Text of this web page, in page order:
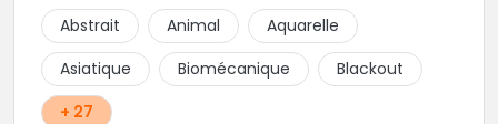
qui a travaillé dans plusieurs boutiques de la ville
avant de rejoindre notre équipe. La boutique
accueille plusieurs artistes tatoueurs en tant que
guests tout au long de l'année afin de proposer
d'autres styles.
Abstrait Animal
Aquarelle
Asiatique
Biomécanique
Blackout
+ 27